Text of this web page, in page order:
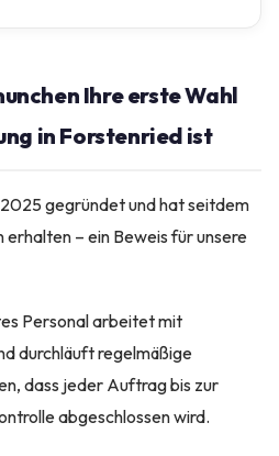
Ihre erste Wahl
in Forstenried ist
gegründet und hat seitdem
erhalten – ein Beweis für unsere
Personal arbeitet mit
durchläuft regelmäßige
dass jeder Auftrag bis zur
abgeschlossen wird.